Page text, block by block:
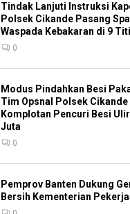
Tindak Lanjuti Instruksi
Polsek Cikande Pasang
Waspada Kebakaran di 9
0
Modus Pindahkan Besi
Tim Opsnal Polsek Cikande
Komplotan Pencuri Besi
Juta
0
Pemprov Banten Dukung
Bersih Kementerian